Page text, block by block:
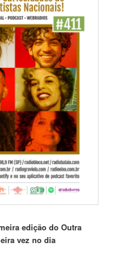
edição do Outra
vez no dia